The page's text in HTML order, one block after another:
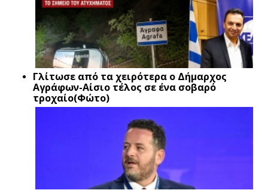
Γλίτωσε από τα χειρότερα ο Δήμαρχος
Αγράφων-Αίσιο τέλος σε ένα σοβαρό
τροχαίο(Φώτο)